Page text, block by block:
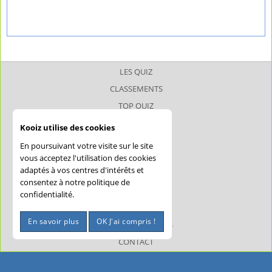
LES QUIZ
CLASSEMENTS
TOP QUIZ
JOKERQUIZ
AIDE
CONFIDENTIALITÉ
MENTIONS LÉGALES
CONTACT
Kooiz utilise des cookies
En poursuivant votre visite sur le site
vous acceptez l'utilisation des cookies
adaptés à vos centres d'intérêts et
consentez à notre politique de
confidentialité.
En savoir plus OK J'ai compris !